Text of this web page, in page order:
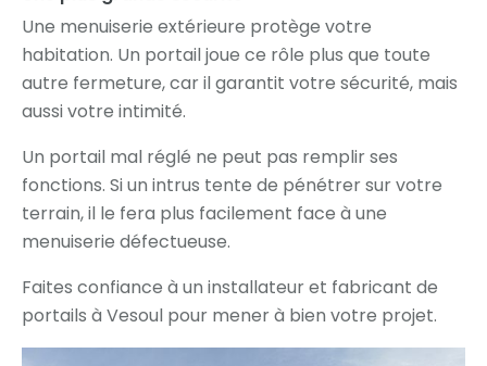
Une menuiserie extérieure protège votre
habitation. Un portail joue ce rôle plus que toute
autre fermeture, car il garantit votre sécurité, mais
aussi votre intimité.
Un portail mal réglé ne peut pas remplir ses
fonctions. Si un intrus tente de pénétrer sur votre
terrain, il le fera plus facilement face à une
menuiserie défectueuse.
Faites confiance à un installateur et fabricant de
portails à Vesoul pour mener à bien votre projet.